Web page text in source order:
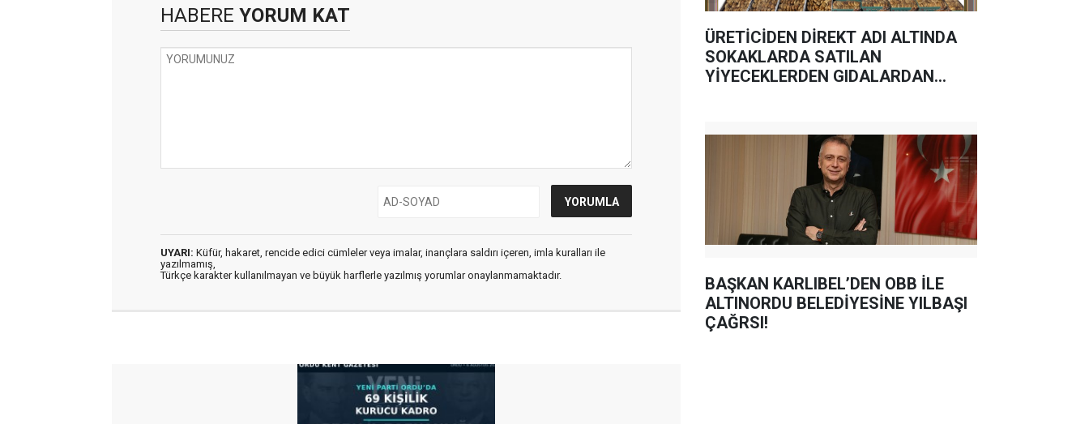
HABERE YORUM KAT
UYARI: Küfür, hakaret, rencide edici cümleler veya imalar, inançlara saldırı içeren, imla kuralları ile
yazılmamış,
Türkçe karakter kullanılmayan ve büyük harflerle yazılmış yorumlar onaylanmamaktadır.
ÜRETİCİDEN DİREKT ADI ALTINDA
SOKAKLARDA SATILAN
YİYECEKLERDEN GIDALARDAN
BAŞKAN KARLIBEL’DEN OBB İLE
ALTINORDU BELEDİYESİNE YILBAŞI
ÇAĞRSI!